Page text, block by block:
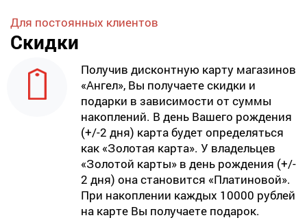
Для постоянных клиентов
Скидки
Получив дисконтную карту магазинов
«Ангел», Вы получаете скидки и
подарки в зависимости от суммы
накоплений. В день Вашего рождения
(+/-2 дня) карта будет определяться
как «Золотая карта». У владельцев
«Золотой карты» в день рождения (+/-
2 дня) она становится «Платиновой».
При накоплении каждых 10000 рублей
на карте Вы получаете подарок.